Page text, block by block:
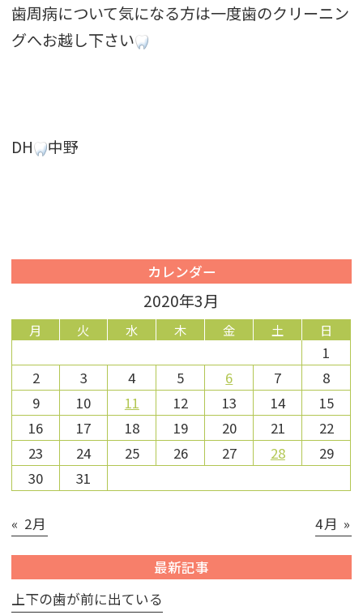
歯周病について気になる方は一度歯のクリーニン
グへお越し下さい
DH 中野
カレンダー
2020年3月
月 火 水 木 金 土 日
1
2
3 4 5 6 7
8
9
10 11 12 13 14
15
16
17 18 19 20 21
22
23
24 25 26 27 28
29
30
31
« 2月 4月 »
最新記事
上下の歯が前に出ている